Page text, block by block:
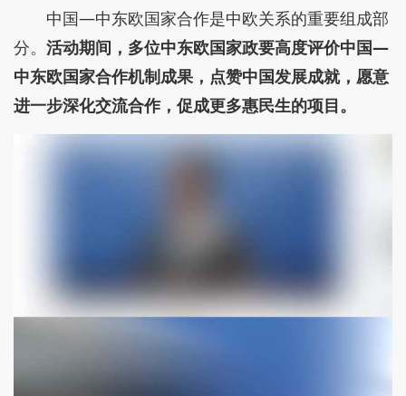
中国—中东欧国家合作是中欧关系的重要组成部
分。 活动期间，多位中东欧国家政要高度评价中国—
中东欧国家合作机制成果，点赞中国发展成就，愿意
进一步深化交流合作，促成更多惠民生的项目。